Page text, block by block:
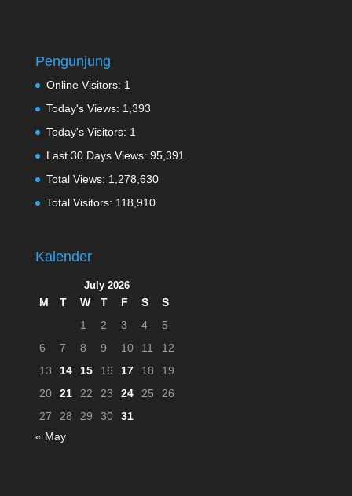
Pengunjung
Online Visitors: 1
Today's Views: 1,393
Today's Visitors: 1
Last 30 Days Views: 95,391
Total Views: 1,278,630
Total Visitors: 118,910
Kalender
July 2026
M T W T F S
S
1
2 3 4
5
6
7 8 9 10 11
12
13
14 15 16 17 18
19
20
21 22 23 24 25
26
27
28 29 30
31
« May